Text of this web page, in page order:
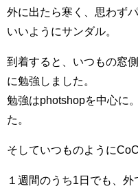
外に出たら寒く、思わず
いいようにサンダル。
到着すると、いつもの窓
に勉強しました。
勉強はphotshopを中心に
た。
そしていつものように
１週間のうち1日でも、